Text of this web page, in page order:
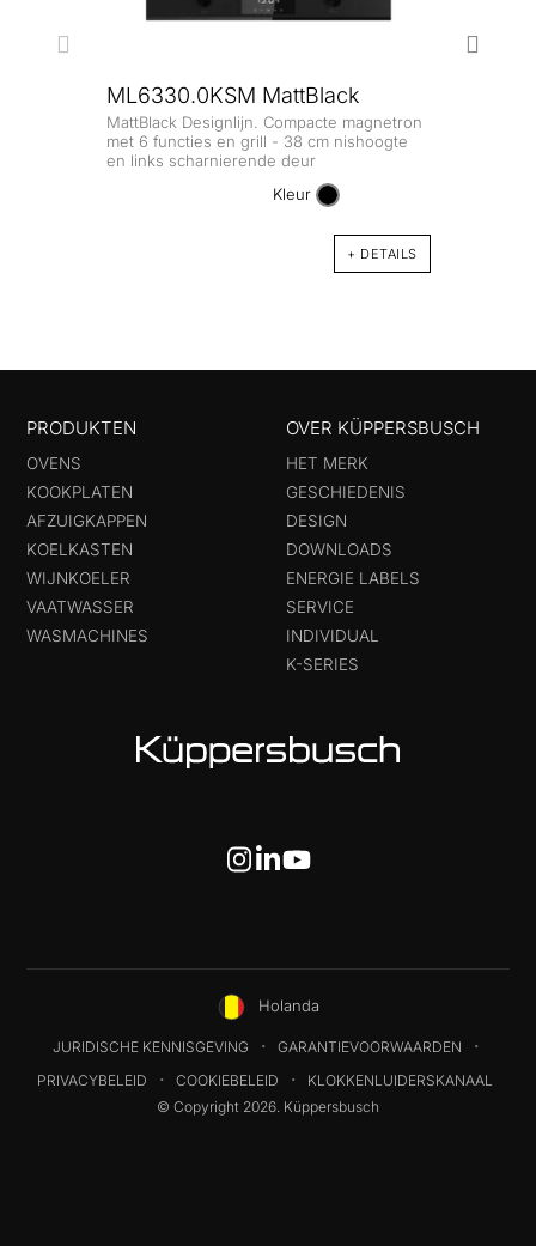
ML6330.0KSM MattBlack
MattBlack Designlijn. Compacte magnetron
met 6 functies en grill - 38 cm nishoogte
en links scharnierende deur
Kleur
+ DETAILS
PRODUKTEN
OVENS
KOOKPLATEN
AFZUIGKAPPEN
KOELKASTEN
WIJNKOELER
VAATWASSER
WASMACHINES
OVER KÜPPERSBUSCH
HET MERK
GESCHIEDENIS
DESIGN
DOWNLOADS
ENERGIE LABELS
SERVICE
INDIVIDUAL
K-SERIES
Holanda
JURIDISCHE KENNISGEVING
GARANTIEVOORWAARDEN
PRIVACYBELEID
COOKIEBELEID
KLOKKENLUIDERSKANAAL
© Copyright 2026. Küppersbusch